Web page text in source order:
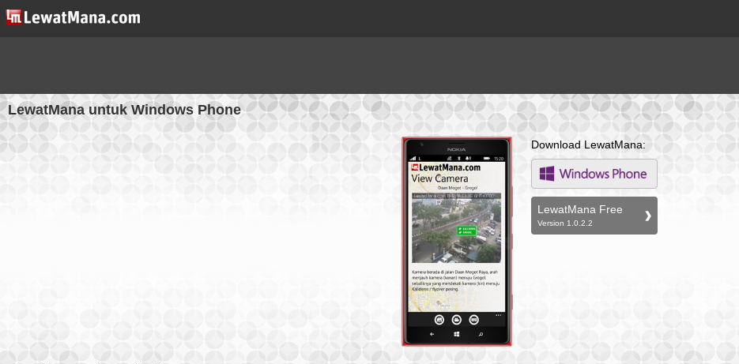
LewatMana untuk Windows Phone
Download LewatMana:
LewatMana Free
Version 1.0.2.2